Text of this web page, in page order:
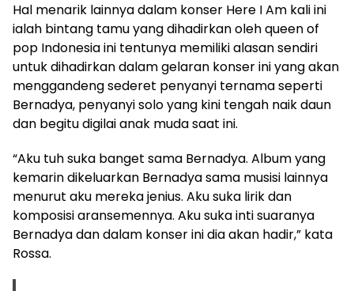
Hal menarik lainnya dalam konser Here I Am kali ini
ialah bintang tamu yang dihadirkan oleh queen of
pop Indonesia ini tentunya memiliki alasan sendiri
untuk dihadirkan dalam gelaran konser ini yang akan
menggandeng sederet penyanyi ternama seperti
Bernadya, penyanyi solo yang kini tengah naik daun
dan begitu digilai anak muda saat ini.
“Aku tuh suka banget sama Bernadya. Album yang
kemarin dikeluarkan Bernadya sama musisi lainnya
menurut aku mereka jenius. Aku suka lirik dan
komposisi aransemennya. Aku suka inti suaranya
Bernadya dan dalam konser ini dia akan hadir,” kata
Rossa.